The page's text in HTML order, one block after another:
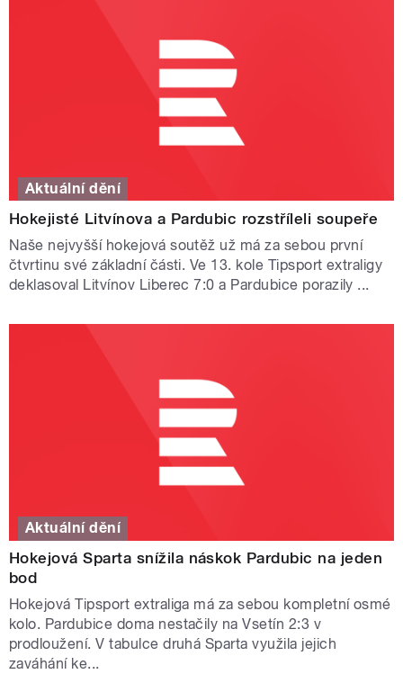
Aktuální dění
Hokejisté Litvínova a Pardubic rozstříleli soupeře
Naše nejvyšší hokejová soutěž už má za sebou první
čtvrtinu své základní části. Ve 13. kole Tipsport extraligy
deklasoval Litvínov Liberec 7:0 a Pardubice porazily ...
Aktuální dění
Hokejová Sparta snížila náskok Pardubic na jeden
bod
Hokejová Tipsport extraliga má za sebou kompletní osmé
kolo. Pardubice doma nestačily na Vsetín 2:3 v
prodloužení. V tabulce druhá Sparta využila jejich
zaváhání ke...